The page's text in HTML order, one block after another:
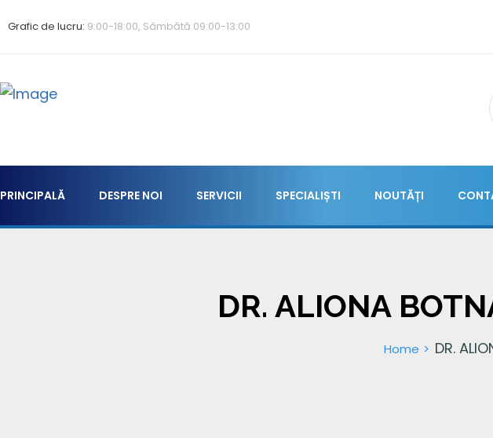
Grafic de lucru: 9:00-18:00, Sâmbătă 09:00-13:00
PRINCIPALĂ DESPRE NOI SERVICII SPECIALIȘTI NOUTĂȚI
DR. ALIONA
Home DR.